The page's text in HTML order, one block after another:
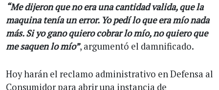
“Me dijeron que no era una cantidad valida, que la
maquina tenía un error. Yo pedí lo que era mío nada
más. Si yo gano quiero cobrar lo mío, no quiero que
me saquen lo mío”, argumentó el damnificado.
Hoy harán el reclamo administrativo en Defensa al
Consumidor para abrir una instancia de